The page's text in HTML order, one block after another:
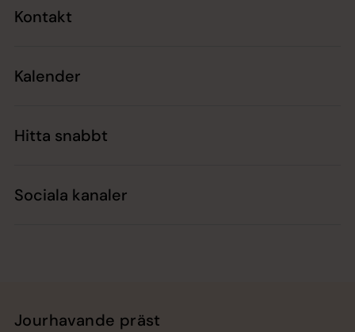
Kontakt
Kalender
Hitta snabbt
Sociala kanaler
Jourhavande präst